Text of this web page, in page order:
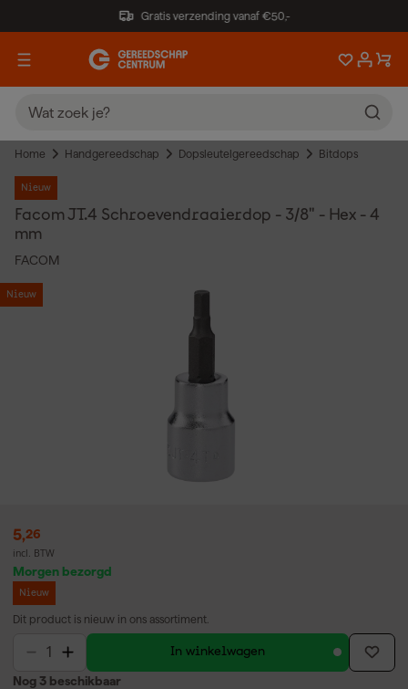
Gratis verzending vanaf €50,-
Home Handgereedschap Dopsleutelgereedschap Bitdops
Nieuw
Facom JT.4 Schroevendraaierdop - 3/8" - Hex - 4
mm
FACOM
Nieuw
5,26
incl. BTW
Morgen bezorgd
Nieuw
Dit product is nieuw in ons assortiment.
In winkelwagen
Nog 3 beschikbaar